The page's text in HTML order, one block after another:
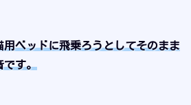
ベッドに飛乗ろうとしてそのまま
です。